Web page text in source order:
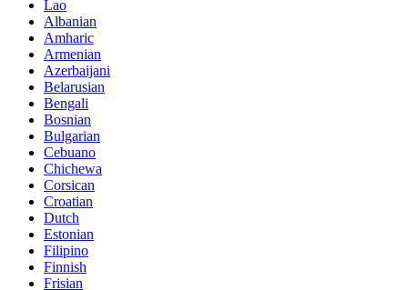
Lao
Albanian
Amharic
Armenian
Azerbaijani
Belarusian
Bengali
Bosnian
Bulgarian
Cebuano
Chichewa
Corsican
Croatian
Dutch
Estonian
Filipino
Finnish
Frisian